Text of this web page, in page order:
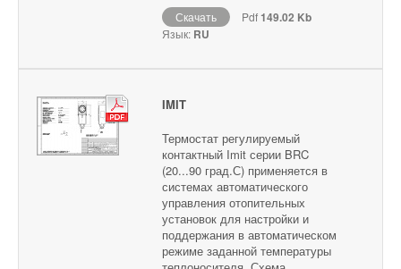
Скачать Pdf149.02 Kb
Язык: RU
IMIT
Термостат регулируемый
контактный Imit серии BRC
(20...90 град.С) применяется в
системах автоматического
управления отопительных
установок для настройки и
поддержания в автоматическом
режиме заданной температуры